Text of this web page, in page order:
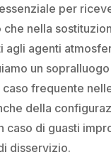
per
nella
agenti
un
frequente
della
caso di guasti
disservizio.